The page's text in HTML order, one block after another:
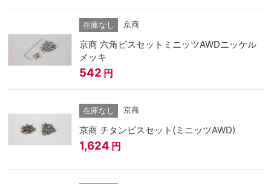
在庫なし 京商
京商 六角ビスセットミニッツAWDニッケル
メッキ
542 円
在庫なし 京商
京商 チタンビスセット(ミニッツAWD)
1,624 円